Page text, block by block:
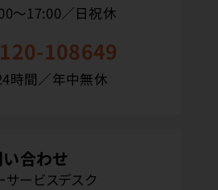
〜17:00／日祝休
108649
時間／年中無休
い合わせ
サービスデスク